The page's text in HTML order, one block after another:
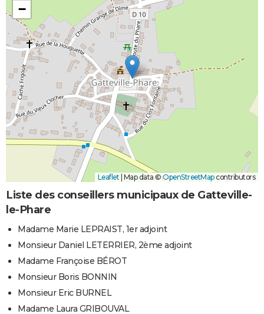
−
Leaflet Map data ©OpenStreetMapcontributors
Liste des conseillers municipaux de Gatteville-
le-Phare
Madame Marie LEPRAIST, 1er adjoint
Monsieur Daniel LETERRIER, 2ème adjoint
Madame Françoise BÉROT
Monsieur Boris BONNIN
Monsieur Eric BURNEL
Madame Laura GRIBOUVAL